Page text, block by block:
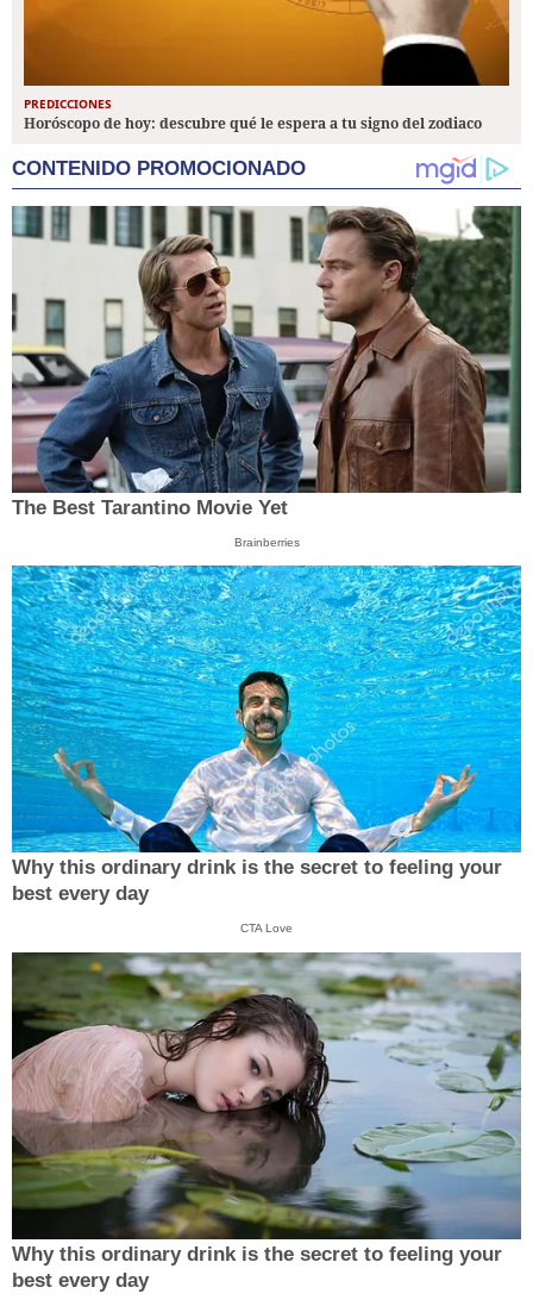
PREDICCIONES
Horóscopo de hoy: descubre qué le espera a tu signo del zodiaco
CONTENIDO PROMOCIONADO
The Best Tarantino Movie Yet
Brainberries
Why this ordinary drink is the secret to feeling your
best every day
CTA Love
Why this ordinary drink is the secret to feeling your
best every day